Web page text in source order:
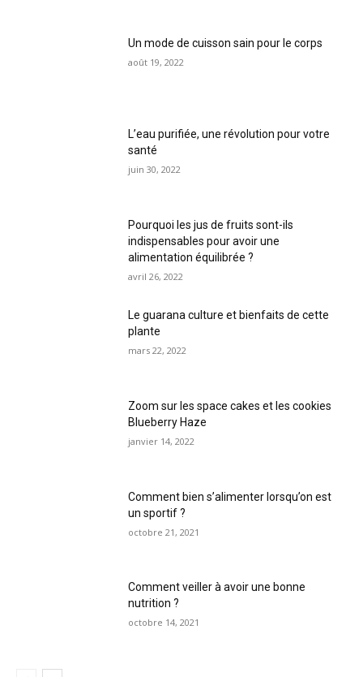
Un mode de cuisson sain pour le corps
août 19, 2022
L’eau purifiée, une révolution pour votre
santé
juin 30, 2022
Pourquoi les jus de fruits sont-ils
indispensables pour avoir une
alimentation équilibrée ?
avril 26, 2022
Le guarana culture et bienfaits de cette
plante
mars 22, 2022
Zoom sur les space cakes et les cookies
Blueberry Haze
janvier 14, 2022
Comment bien s’alimenter lorsqu’on est
un sportif ?
octobre 21, 2021
Comment veiller à avoir une bonne
nutrition ?
octobre 14, 2021